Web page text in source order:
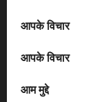
आपके विचार
आपके विचार
आम मुद्दे